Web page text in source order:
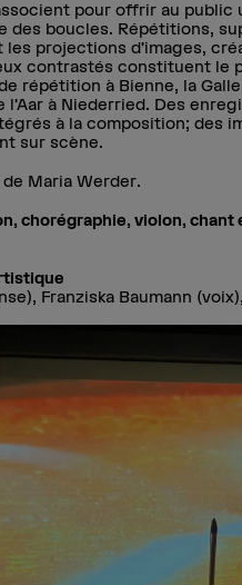
pour offrir au public
des boucles. Répétitions,
les projections d’images,
contrastés constituent
répétition à Bienne, la
l’Aar à Niederried. Des
à la composition; des
sur scène.
Maria Werder.
chorégraphie, violon, chant
Franziska Baumann